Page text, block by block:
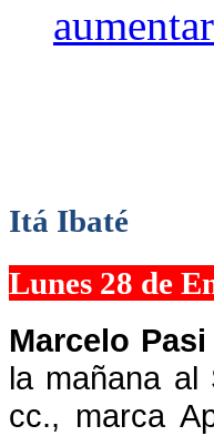
Itá Ibaté
Lunes 28 de
Marcelo
la mañana al
cc., marca